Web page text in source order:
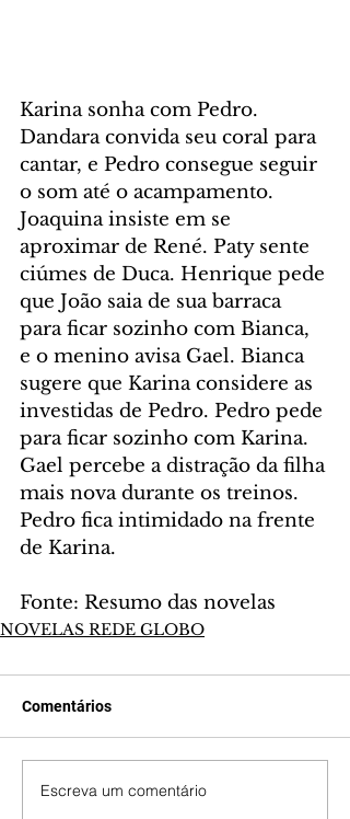
Karina sonha com Pedro.
Dandara convida seu coral para
cantar, e Pedro consegue seguir
o som até o acampamento.
Joaquina insiste em se
aproximar de René. Paty sente
ciúmes de Duca. Henrique pede
que João saia de sua barraca
para ficar sozinho com Bianca,
e o menino avisa Gael. Bianca
sugere que Karina considere as
investidas de Pedro. Pedro pede
para ficar sozinho com Karina.
Gael percebe a distração da filha
mais nova durante os treinos.
Pedro fica intimidado na frente
de Karina.
Fonte: Resumo das novelas
NOVELAS REDE GLOBO
Comentários
Escreva um comentário